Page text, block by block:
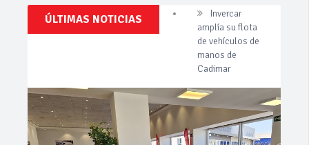
Venta,
Pruebas,
más!
ÚLTIMAS NOTICIAS
Cárnicas El
Alcazar,
patrocinador de
la 42ª Subida a
Vejer
implementa
mejoras en la
A381 por Los